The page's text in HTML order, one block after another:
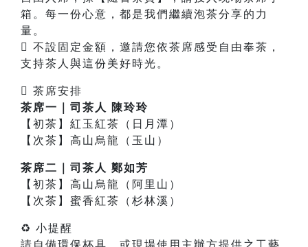
箱。每一份心意，都是我們繼續泡茶分享的力
量。
 不設固定金額，邀請您依茶席感受自由奉茶，
支持茶人與這份美好時光。
 茶席安排
茶席一｜司茶人 陳玲玲
【初茶】紅玉紅茶（日月潭）
【次茶】高山烏龍（玉山）
茶席二｜司茶人 鄭如芳
【初茶】高山烏龍（阿里山）
【次茶】蜜香紅茶（杉林溪）
♻ 小提醒